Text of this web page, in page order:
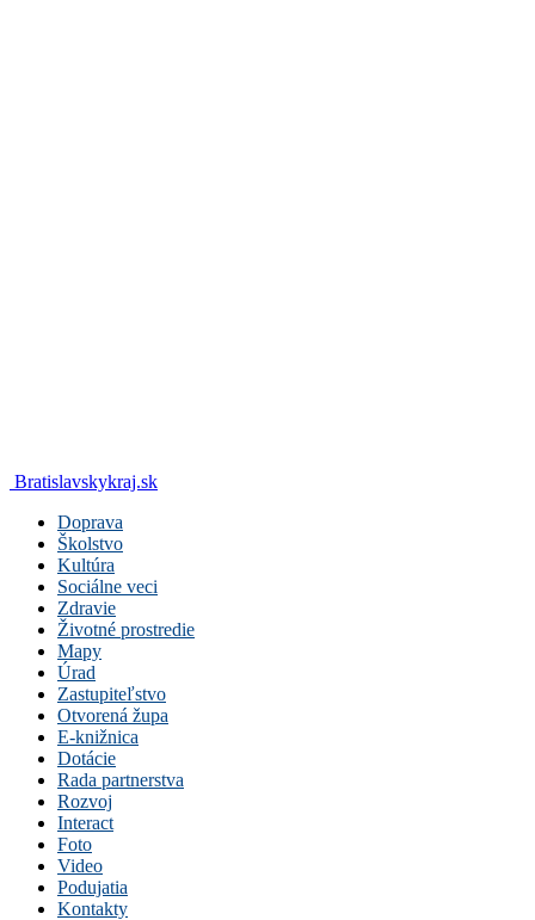
Bratislavskykraj.sk
Doprava
Školstvo
Kultúra
Sociálne veci
Zdravie
Životné prostredie
Mapy
Úrad
Zastupiteľstvo
Otvorená župa
E-knižnica
Dotácie
Rada partnerstva
Rozvoj
Interact
Foto
Video
Podujatia
Kontakty